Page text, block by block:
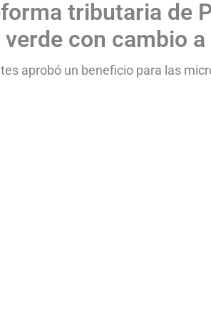
tributaria de
con cambio
aprobó un beneficio para las